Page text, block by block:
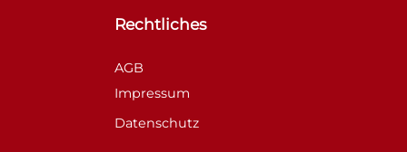
Rechtliches
AGB
Impressum
Datenschutz